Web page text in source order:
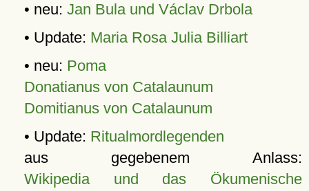
• neu: Jan Bula und Václav Drbola
• Update: Maria Rosa Julia Billiart
• neu: Poma
Donatianus von Catalaunum
Domitianus von Catalaunum
• Update: Ritualmordlegenden
aus gegebenem Anlass:
Wikipedia und das Ökumenische